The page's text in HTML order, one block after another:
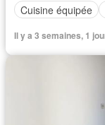
Cuisine équipée
Il y a 3 semaines, 1